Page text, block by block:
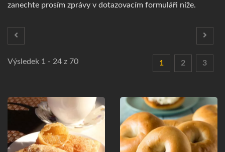
zanechte prosím zprávy v dotazovacím formuláři níže.
Výsledek 1 - 24 z 70 1 2 3